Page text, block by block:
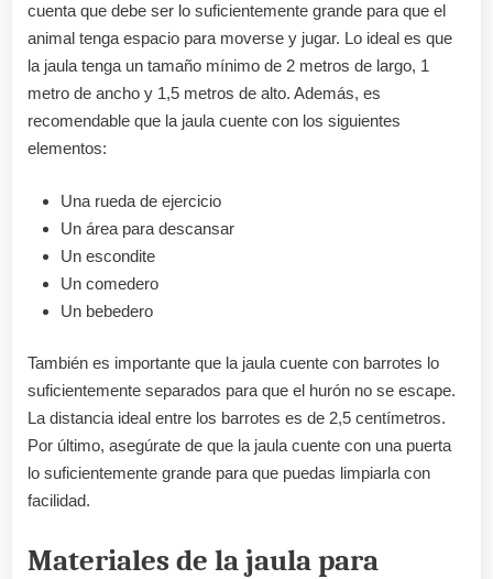
cuenta que debe ser lo suficientemente grande para que el
animal tenga espacio para moverse y jugar. Lo ideal es que
la jaula tenga un tamaño mínimo de 2 metros de largo, 1
metro de ancho y 1,5 metros de alto. Además, es
recomendable que la jaula cuente con los siguientes
elementos:
Una rueda de ejercicio
Un área para descansar
Un escondite
Un comedero
Un bebedero
También es importante que la jaula cuente con barrotes lo
suficientemente separados para que el hurón no se escape.
La distancia ideal entre los barrotes es de 2,5 centímetros.
Por último, asegúrate de que la jaula cuente con una puerta
lo suficientemente grande para que puedas limpiarla con
facilidad.
Materiales de la jaula para